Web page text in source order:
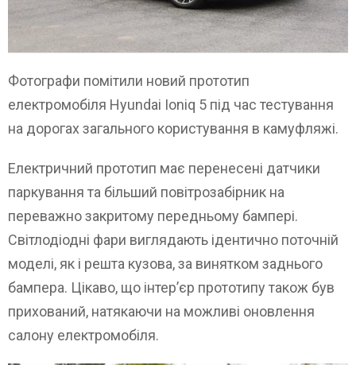
Фотографи помітили новий прототип
електромобіля Hyundai Ioniq 5 під час тестування
на дорогах загального користування в камуфляжі.
Електричний прототип має перенесені датчики
паркування та більший повітрозабірник на
переважно закритому передньому бампері.
Світлодіодні фари виглядають ідентично поточній
моделі, як і решта кузова, за винятком заднього
бампера. Цікаво, що інтер’єр прототипу також був
прихований, натякаючи на можливі оновлення
салону електромобіля.